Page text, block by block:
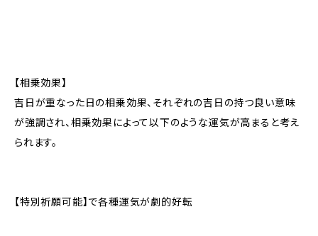
【相乗効果】
吉日が重なった日の相乗効果、それぞれの吉日の持つ良い意味
が強調され、相乗効果によって以下のような運気が高まると考え
られます。
【特別祈願可能】で各種運気が劇的好転